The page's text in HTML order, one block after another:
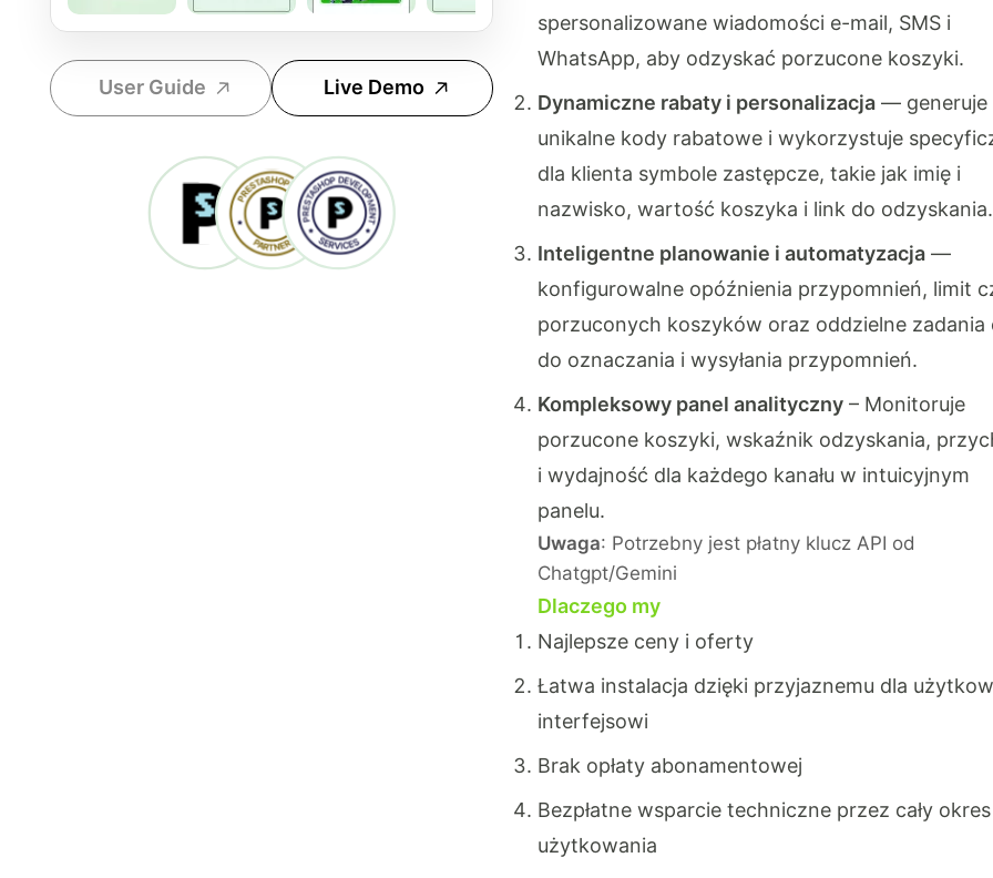
User Guide Live Demo
spersonalizowane wiadomości e-mail, SMS i
WhatsApp, aby odzyskać porzucone koszyki.
Dynamiczne rabaty i personalizacja — generuje
unikalne kody rabatowe i wykorzystuje
dla klienta symbole zastępcze, takie jak imię i
nazwisko, wartość koszyka i link do odzyskania.
Inteligentne planowanie i automatyzacja —
konfigurowalne opóźnienia przypomnień, limit
porzuconych koszyków oraz oddzielne zadania
do oznaczania i wysyłania przypomnień.
Kompleksowy panel analityczny – Monitoruje
porzucone koszyki, wskaźnik odzyskania,
i wydajność dla każdego kanału w intuicyjnym
panelu.
Uwaga: Potrzebny jest płatny klucz API od
Chatgpt/Gemini
Dlaczego my
Najlepsze ceny i oferty
Łatwa instalacja dzięki przyjaznemu dla
interfejsowi
Brak opłaty abonamentowej
Bezpłatne wsparcie techniczne przez cały okres
użytkowania